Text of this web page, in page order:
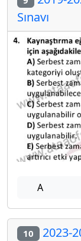
Sınavı
A
10 2023-